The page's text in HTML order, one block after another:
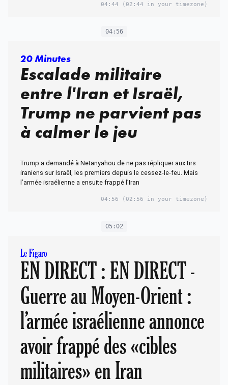
04:44 (02:44 in your timezone)
04:56
20 Minutes
Escalade militaire
entre l'Iran et Israël,
Trump ne parvient pas
à calmer le jeu
Trump a demandé à Netanyahou de ne pas répliquer aux tirs
iraniens sur Israël, les premiers depuis le cessez-le-feu. Mais
l’armée israélienne a ensuite frappé l’Iran
04:56 (02:56 in your timezone)
05:02
Le Figaro
EN DIRECT : EN DIRECT -
Guerre au Moyen-Orient :
l’armée israélienne annonce
avoir frappé des «cibles
militaires» en Iran